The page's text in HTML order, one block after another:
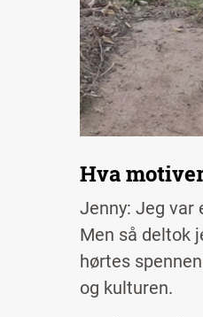
Hva
Jenny: Jeg var
Men så deltok
hørtes
og kulturen.